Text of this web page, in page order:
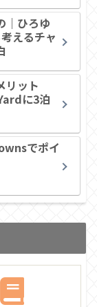
｜ひろゆ
えるチャ
リット
に3泊
でポイ